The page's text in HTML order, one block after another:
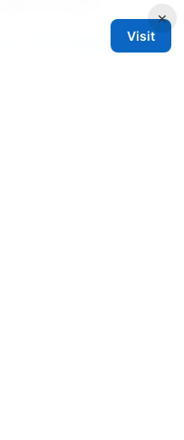
，提升上网自由与隐私
×
Visit